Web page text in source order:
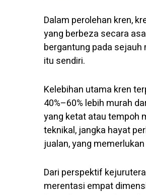
Dalam perolehan kren,
yang berbeza secara
bergantung pada
itu sendiri.
Kelebihan utama kren
40%–60% lebih murah
yang ketat atau tempoh
teknikal, jangka hayat
jualan, yang
Dari perspektif
merentasi empat